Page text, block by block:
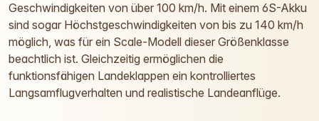
Geschwindigkeiten von über 100 km/h. Mit einem 6S-Akku
sind sogar Höchstgeschwindigkeiten von bis zu 140 km/h
möglich, was für ein Scale-Modell dieser Größenklasse
beachtlich ist. Gleichzeitig ermöglichen die
funktionsfähigen Landeklappen ein kontrolliertes
Langsamflugverhalten und realistische Landeanflüge.